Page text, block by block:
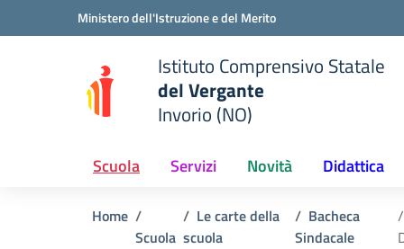
Vai ai contenuti
Vai al menu di navigazioneMinistero dell'Istruzione e del Merito
scuola
Istituto Comprensivo Statale
del Vergante
Invorio (NO)
Scuola Servizi Novità Didattica
Home
Scuola
Le carte della
scuola
Bacheca
Sindacale